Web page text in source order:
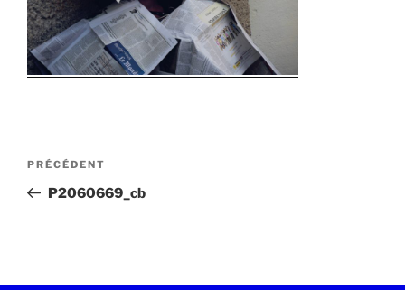
PRÉCÉDENT
P2060669_cb